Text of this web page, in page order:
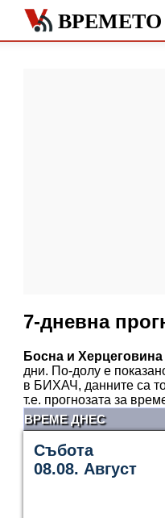
7-дневна
Босна и
дни. По-долу е
в БИХАЧ, данните са
т.е. прогнозата за
ВРЕМЕ ДНЕС
Събота
08.08. Август